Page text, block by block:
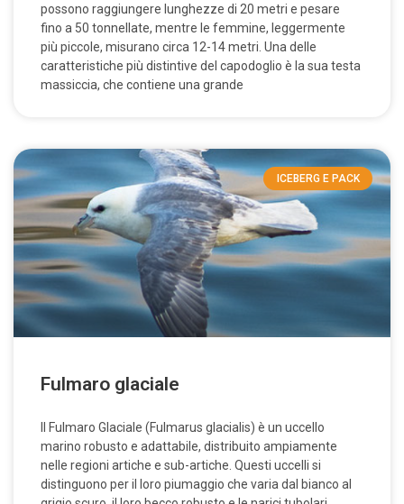
possono raggiungere lunghezze di 20 metri e pesare
fino a 50 tonnellate, mentre le femmine, leggermente
più piccole, misurano circa 12-14 metri. Una delle
caratteristiche più distintive del capodoglio è la sua testa
massiccia, che contiene una grande
ICEBERG E PACK
Fulmaro glaciale
Il Fulmaro Glaciale (Fulmarus glacialis) è un uccello
marino robusto e adattabile, distribuito ampiamente
nelle regioni artiche e sub-artiche. Questi uccelli si
distinguono per il loro piumaggio che varia dal bianco al